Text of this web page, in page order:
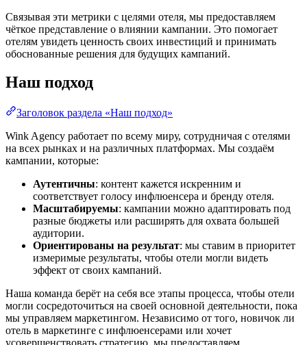
Связывая эти метрики с целями отеля, мы предоставляем
чёткое представление о влиянии кампании. Это помогает
отелям увидеть ценность своих инвестиций и принимать
обоснованные решения для будущих кампаний.
Наш подход
Заголовок раздела «Наш подход»
Wink Agency работает по всему миру, сотрудничая с отелями
на всех рынках и на различных платформах. Мы создаём
кампании, которые:
Аутентичны: контент кажется искренним и
соответствует голосу инфлюенсера и бренду отеля.
Масштабируемы: кампании можно адаптировать под
разные бюджеты или расширять для охвата большей
аудитории.
Ориентированы на результат: мы ставим в приоритет
измеримые результаты, чтобы отели могли видеть
эффект от своих кампаний.
Наша команда берёт на себя все этапы процесса, чтобы отели
могли сосредоточиться на своей основной деятельности, пока
мы управляем маркетингом. Независимо от того, новичок ли
отель в маркетинге с инфлюенсерами или хочет